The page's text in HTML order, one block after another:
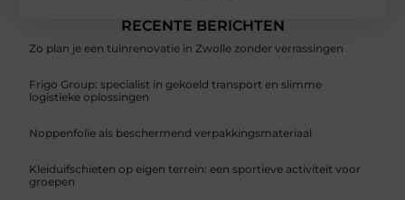
RECENTE BERICHTEN
Zo plan je een tuinrenovatie in Zwolle zonder verrassingen
Frigo Group: specialist in gekoeld transport en slimme
logistieke oplossingen
Noppenfolie als beschermend verpakkingsmateriaal
Kleiduifschieten op eigen terrein: een sportieve activiteit voor
groepen